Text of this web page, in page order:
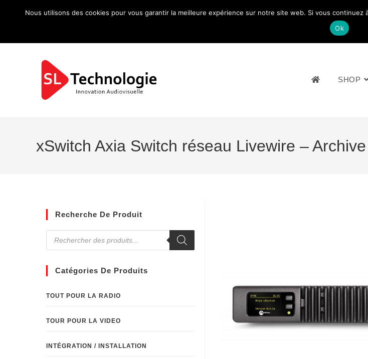
NOUS CONTACTEZ: +33 (0)4 77 81
SHOP
xSwitch Axia Switch réseau Livewire –
Recherche De Produit
Catégories De Produits
TOUT POUR LA RADIO
TOUR POUR LA VIDEO
INTÉGRATION / INSTALLATION
Nous utilisons des cookies pour vous garantir la meilleure expérience sur notre site web. Si vous
Ok